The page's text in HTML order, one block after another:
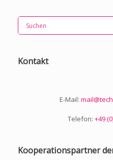
k
e
dI
n
at
s
e
b
itt
er
Kontakt
E-Mail:
Telefon: +49
Kooperationspartner